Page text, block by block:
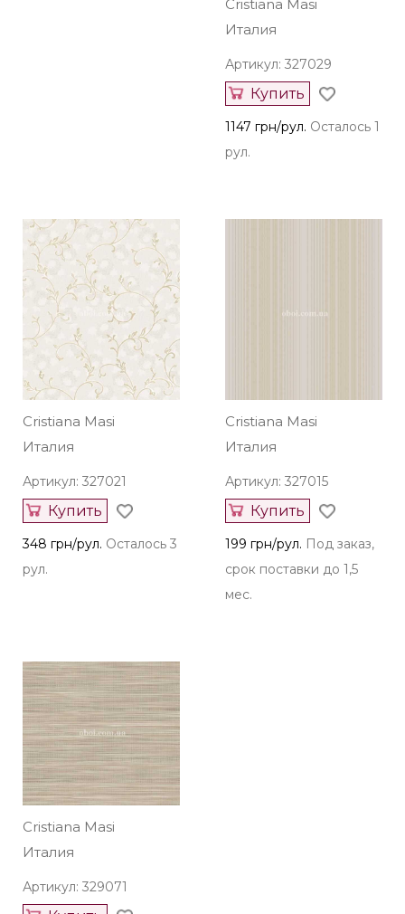
Cristiana Masi
Италия
Артикул: 327029
Купить
1147 грн/рул. Осталось 1
рул.
Cristiana Masi
Италия
Артикул: 327021
Купить
348 грн/рул. Осталось 3
рул.
Cristiana Masi
Италия
Артикул: 327015
Купить
199 грн/рул. Под заказ,
срок поставки до 1,5
мес.
Cristiana Masi
Италия
Артикул: 329071